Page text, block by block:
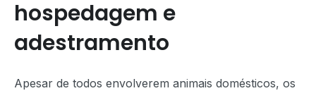
hospedagem e
adestramento
Apesar de todos envolverem animais domésticos, os